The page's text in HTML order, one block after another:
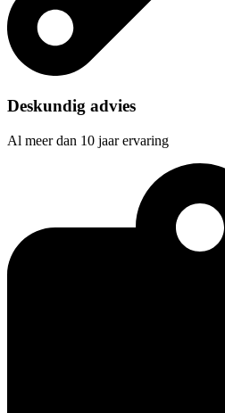
Deskundig advies
Al meer dan 10 jaar ervaring